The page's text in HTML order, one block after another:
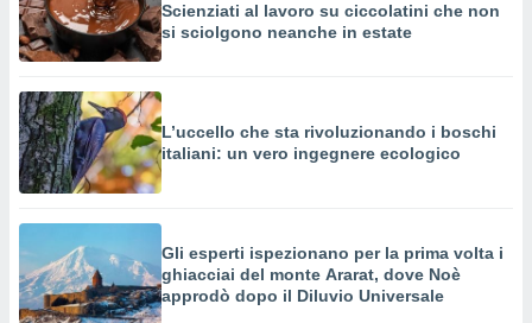
Scienziati al lavoro su ciccolatini che non
si sciolgono neanche in estate
L’uccello che sta rivoluzionando i boschi
italiani: un vero ingegnere ecologico
Gli esperti ispezionano per la prima volta i
ghiacciai del monte Ararat, dove Noè
approdò dopo il Diluvio Universale